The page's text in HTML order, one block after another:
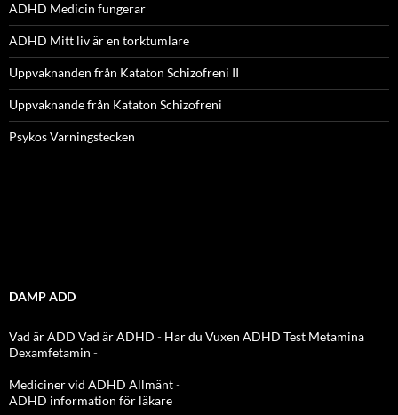
ADHD Medicin fungerar
ADHD Mitt liv är en torktumlare
Uppvaknanden från Kataton Schizofreni II
Uppvaknande från Kataton Schizofreni
Psykos Varningstecken
DAMP ADD
Vad är ADD Vad är ADHD - Har du Vuxen ADHD Test Metamina
Dexamfetamin -
Mediciner vid ADHD Allmänt-
ADHD information för läkare